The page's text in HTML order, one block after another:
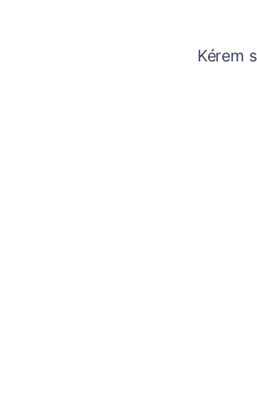
Kérem